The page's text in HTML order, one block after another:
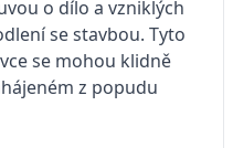
o dílo a vzniklých
se stavbou. Tyto
se mohou klidně
z popudu